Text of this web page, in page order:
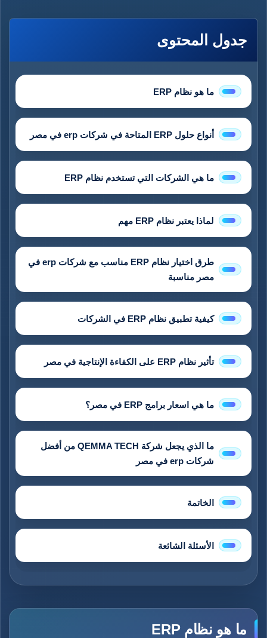
جدول المحتوى
ما هو نظام ERP
أنواع حلول ERP المتاحة في شركات erp في مصر
ما هي الشركات التي تستخدم نظام ERP
لماذا يعتبر نظام ERP مهم
طرق اختيار نظام ERP مناسب مع شركات erp في
مصر مناسبة
كيفية تطبيق نظام ERP في الشركات
تأثير نظام ERP على الكفاءة الإنتاجية في مصر
ما هي اسعار برامج ERP في مصر؟
ما الذي يجعل شركة QEMMA TECH من أفضل
شركات erp في مصر
الخاتمة
الأسئلة الشائعة
ما هو نظام ERP